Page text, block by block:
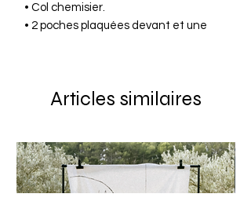
• Col chemisier.
• 2 poches plaquées devant et une
le devant.
Articles similaires